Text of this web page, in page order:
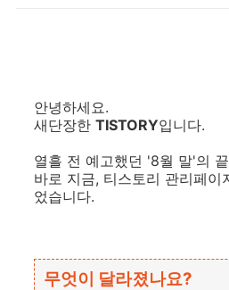
안녕하세요.
새단장한 TISTORY입니다.
열흘 전 예고했던 '8월 말'의
바로 지금, 티스토리 관리페이
었습니다.
무엇이 달라졌나요?